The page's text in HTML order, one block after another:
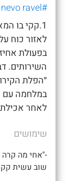
#nevo ravel
1.קקי בו
לאזור כוח
בפעולת
השירותים.
״הפלת
במלחמה עם
לאחר
שימושים
-"אחי מה קרה
שוב עשית